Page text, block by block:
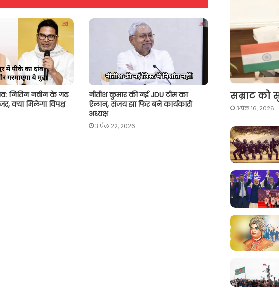
नितिन नवीन के गढ़
क्या मिलेगा विपक्ष
नीतीश कुमार की नई JDU टीम का
ऐलान, संजय झा फिर बने कार्यकारी
अध्यक्ष
अप्रैल 22, 2026
सम्राट को
अप्रैल 16, 2026